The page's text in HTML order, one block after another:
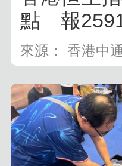
點 報
來源： 香港中